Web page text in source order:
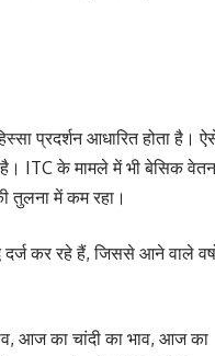
प्रदर्शन आधारित होता है।
है। ITC के मामले में भी बेसिक
तुलना में कम रहा।
दर्ज कर रहे हैं, जिससे आने वाले
, आज का चांदी का भाव, आज का